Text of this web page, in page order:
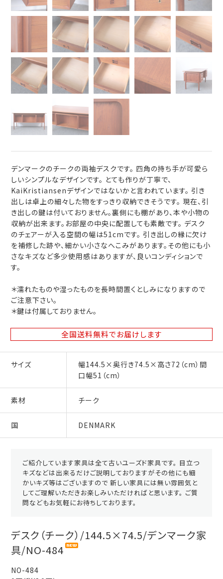
デンマークのチークの両袖デスクです。 四角の持ち手が可愛ら
しいシンプルなデザインです。 とても作りが丁寧で、
KaiKristiansenデザインではないかと言われています。 引き
出しは卓上の細々した物をすっきり収納できそうです。 現在、引
き出しの鍵は付いておりません。裏側にも棚があり、本や小物の
収納が出来ます。お部屋の中央に配置しても素敵です。 デスク
のチェアーが入る空間の幅は51cmです。 引き出しの縁に欠け
を補修した跡や、細かい小さなへこみがあります。その他にも小
さなキズなど多少使用感はありますが、良いコンディションで
す。
＊濡れたものや湿ったものを長時間置くとしみになりますので
ご注意下さい。
＊鍵は付属しておりません。
全国送料無料でお届けします
サイズ
幅144.5×奥行き74.5×高さ72（cm）間
口幅51（cm）
素材 チーク
国 DENMARK
ご紹介しています家具は全て古いユーズド家具です。 目立つ
キズなどは出来るだけご説明しておりますがその他にも細
かいキズ等はございますので 新しい家具には無い雰囲気と
してご理解いただきお楽しみいただければと思います。 ご質
問などもお気軽にお待ちしております。
デスク（チーク）/144.5×74.5/デンマーク家
具/NO-484
NO-484